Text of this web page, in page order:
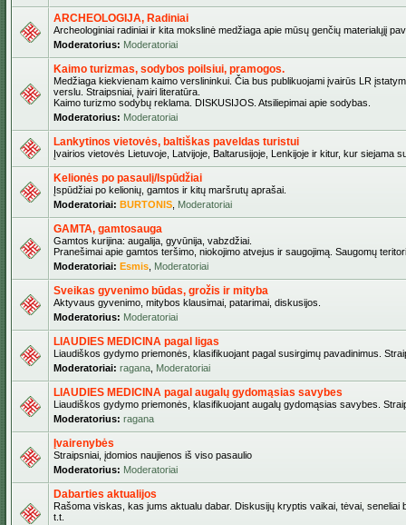
ARCHEOLOGIJA, Radiniai
Archeologiniai radiniai ir kita mokslinė medžiaga apie mūsų genčių materialųjį
Moderatorius: Moderatoriai
Kaimo turizmas, sodybos poilsiui, pramogos.
Medžiaga kiekvienam kaimo verslininkui. Čia bus publikuojami įvairūs LR
verslu. Straipsniai, įvairi literatūra.
Kaimo turizmo sodybų reklama. DISKUSIJOS. Atsiliepimai apie sodybas.
Moderatorius: Moderatoriai
Lankytinos vietovės, baltiškas paveldas turistui
Įvairios vietovės Lietuvoje, Latvijoje, Baltarusijoje, Lenkijoje ir kitur, kur siejama
Kelionės po pasaulį/Ispūdžiai
Įspūdžiai po kelionių, gamtos ir kitų maršrutų aprašai.
Moderatoriai: BURTONIS Moderatoriai
GAMTA, gamtosauga
Gamtos kurijina: augalija, gyvūnija, vabzdžiai.
Pranešimai apie gamtos teršimo, niokojimo atvejus ir saugojimą. Saugomų
Moderatoriai: Esmis Moderatoriai
Sveikas gyvenimo būdas, grožis ir mityba
Aktyvaus gyvenimo, mitybos klausimai, patarimai, diskusijos.
Moderatorius: Moderatoriai
LIAUDIES MEDICINA pagal ligas
Liaudiškos gydymo priemonės, klasifikuojant pagal susirgimų pavadinimus.
Moderatoriai: ragana Moderatoriai
LIAUDIES MEDICINA pagal augalų gydomąsias savybes
Liaudiškos gydymo priemonės, klasifikuojant augalų gydomąsias savybes.
Moderatorius: ragana
Įvairenybės
Straipsniai, įdomios naujienos iš viso pasaulio
Moderatorius: Moderatoriai
Dabarties aktualijos
Rašoma viskas, kas jums aktualu dabar. Diskusijų kryptis vaikai, tėvai, seneliai
t.t.